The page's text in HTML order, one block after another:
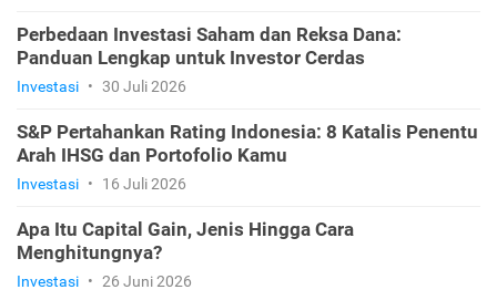
Perbedaan Investasi Saham dan Reksa Dana:
Panduan Lengkap untuk Investor Cerdas
Investasi • 30 Juli 2026
S&P Pertahankan Rating Indonesia: 8 Katalis Penentu
Arah IHSG dan Portofolio Kamu
Investasi • 16 Juli 2026
Apa Itu Capital Gain, Jenis Hingga Cara
Menghitungnya?
Investasi • 26 Juni 2026